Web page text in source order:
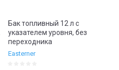
Бак топливный 12 л с
указателем уровня, без
переходника
Easterner